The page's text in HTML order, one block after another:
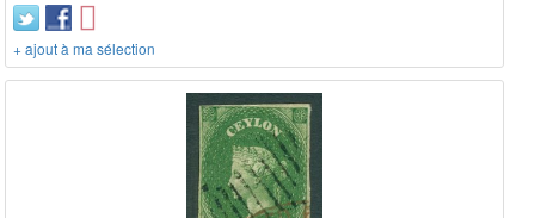
+ ajout à ma sélection